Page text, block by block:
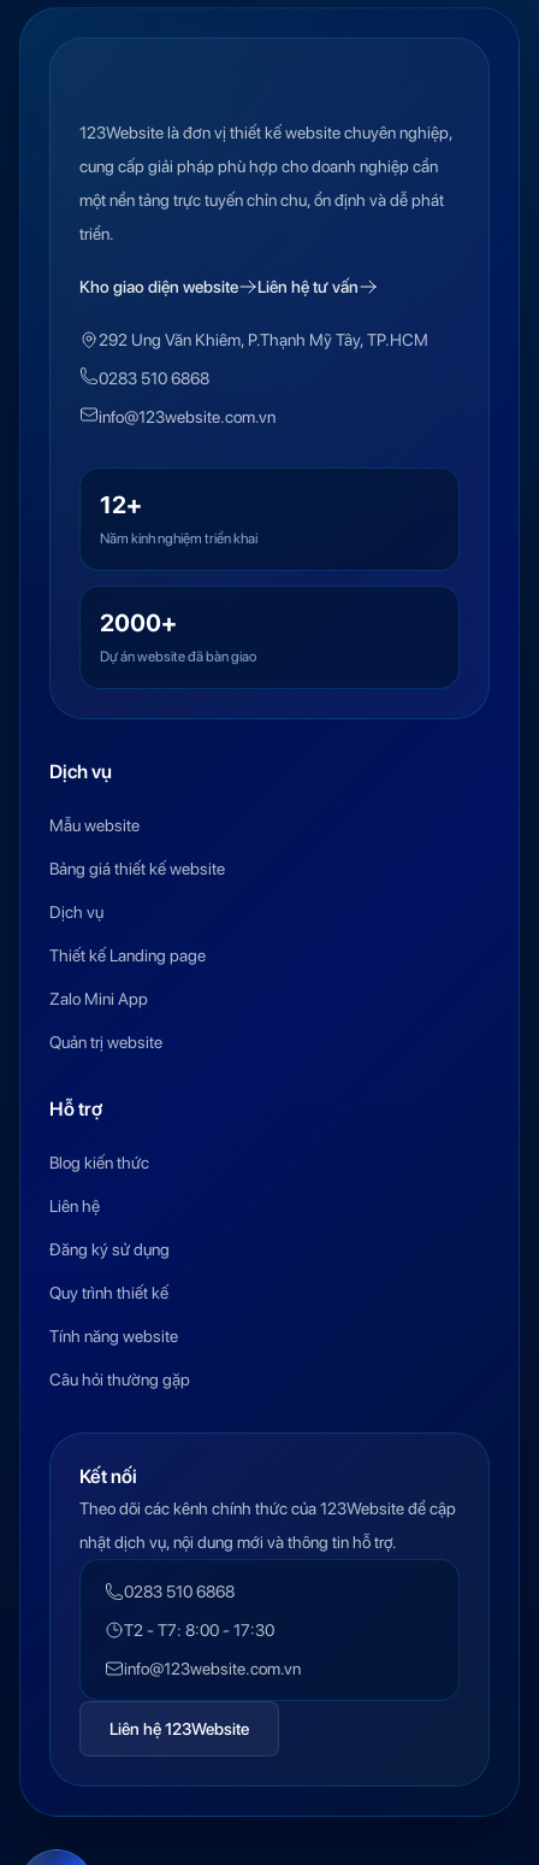
123Website là đơn vị thiết kế website chuyên nghiệp,
cung cấp giải pháp phù hợp cho doanh nghiệp cần
một nền tảng trực tuyến chỉn chu, ổn định và dễ phát
triển.
Kho giao diện website Liên hệ tư vấn
292 Ung Văn Khiêm, P.Thạnh Mỹ Tây, TP.HCM
0283 510 6868
info@123website.com.vn
12+
Năm kinh nghiệm triển khai
2000+
Dự án website đã bàn giao
Dịch vụ
Mẫu website
Bảng giá thiết kế website
Dịch vụ
Thiết kế Landing page
Zalo Mini App
Quản trị website
Hỗ trợ
Blog kiến thức
Liên hệ
Đăng ký sử dụng
Quy trình thiết kế
Tính năng website
Câu hỏi thường gặp
Kết nối
Theo dõi các kênh chính thức của 123Website để cập
nhật dịch vụ, nội dung mới và thông tin hỗ trợ.
0283 510 6868
T2 - T7: 8:00 - 17:30
info@123website.com.vn
Liên hệ 123Website